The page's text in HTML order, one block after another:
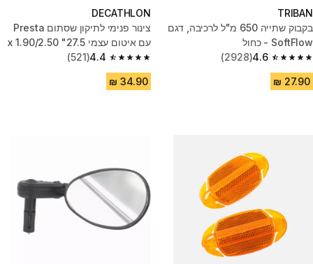
TRIBAN
בקבוק שתייה 650 מ"ל לרכיבה, דגם
SoftFlow - כחול
4.6
4.6 out of 5 stars from 2928 reviews
(2928)
DECATHLON
צינור פנימי לתיקון שסתום Presta
עם איטום עצמי 27.5" x 1.90/2.50
4.4
4.4 out of 5 stars from 521 reviews
(521)